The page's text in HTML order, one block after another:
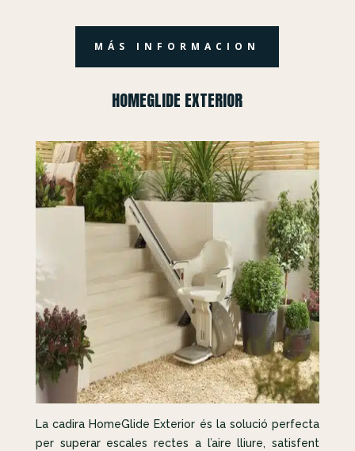
MÁS INFORMACION
HOMEGLIDE EXTERIOR
La cadira HomeGlide Exterior és la solució perfecta
per superar escales rectes a l’aire lliure, satisfent